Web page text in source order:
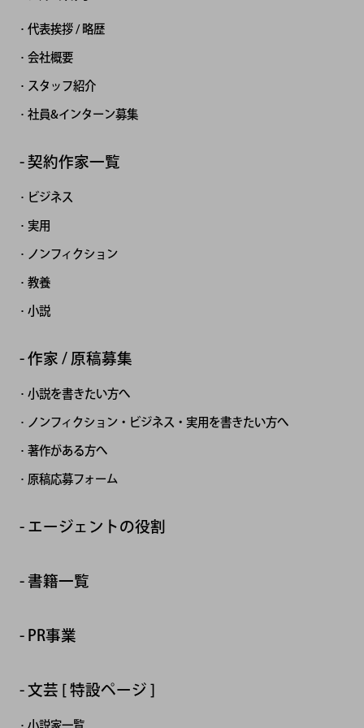
代表挨拶 / 略歴
会社概要
スタッフ紹介
社員&インターン募集
契約作家一覧
ビジネス
実用
ノンフィクション
教養
小説
作家 / 原稿募集
小説を書きたい方へ
ノンフィクション・ビジネス・実用を書きたい方へ
著作がある方へ
原稿応募フォーム
エージェントの役割
書籍一覧
PR事業
文芸 [ 特設ページ ]
小説家一覧